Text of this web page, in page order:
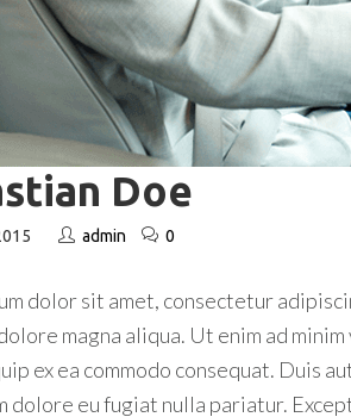
Doe
admin 0
dolor sit amet, consectetur
magna aliqua. Ut enim ad
ex ea commodo consequat. Duis
dolore eu fugiat nulla pariatur.